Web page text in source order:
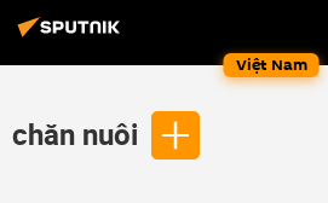
Việt Nam
chăn nuôi